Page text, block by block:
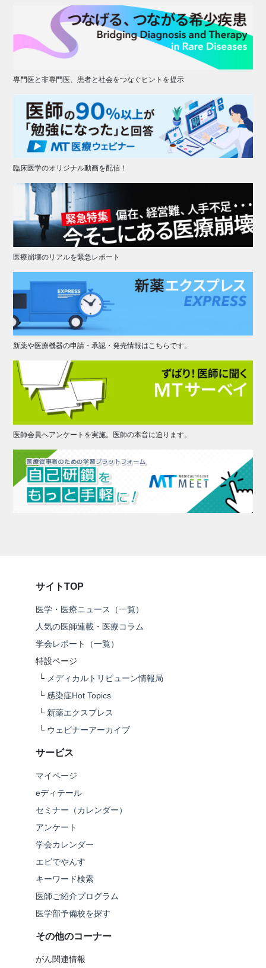
専門医と非専門医、患者と社会をつなぐヒントを提示
臨床医学のオリジナル動画を配信！
医療崩壊のリアルを緊急レポート
新薬や医療機器の申請・承認・発売情報はこちらです。
医師会員へアンケートを実施。医師の本音に迫ります。
サイトTOP
医学・医療ニュース（一覧）
人気の医師連載・医療コラム
学会レポート（一覧）
特設ページ
└ メディカルトリビューン情報局
└ 感染症Hot Topics
└ 新薬エクスプレス
└ ウェビナーアーカイブ
サービス
マイページ
eディテール
セミナー（カレンダー）
アンケート
学会カレンダー
エビでやんす
キーワード検索
医師ご紹介プログラム
医学部予備校を探す
その他のコーナー
がん関連情報